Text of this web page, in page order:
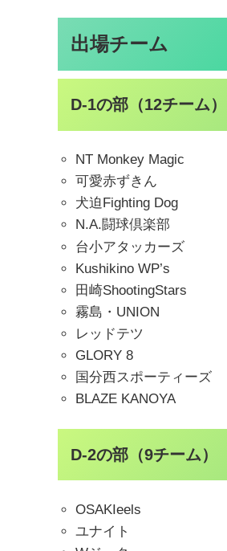
出場チーム
D-1の部（12チーム）
NT Monkey Magic
可愛赤ずきん
犬迫Fighting Dog
N.A.闘球倶楽部
台小アタッカーズ
Kushikino WP’s
田崎ShootingStars
霧島・UNION
レッドテツ
GLORY 8
国分西スポーティーズ
BLAZE KANOYA
D-2の部（9チーム）
OSAKIeels
ユナイト